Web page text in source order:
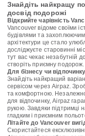
Знайдіть найкращу
досвід подорожі
Відкрийте чарівність
Vancouver відоме своїми
будівлями та
архітектури це стало
досліджуєте старовинні
тут вас чекає незабутній
створіть приємну подорож.
Для бізнесу чи
Знайдіть найкращий
сервісом через Airpaz.
та комфортною. Незалежно
для відпочинку, Airpaz
рукою. Завдяки підтримці
гладким і приємним
Літайте до Vancouver
Скористайтеся